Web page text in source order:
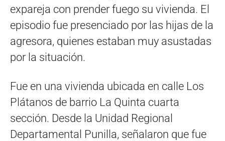
expareja con prender fuego su vivienda. El
episodio fue presenciado por las hijas de la
agresora, quienes estaban muy asustadas
por la situación.
Fue en una vivienda ubicada en calle Los
Plátanos de barrio La Quinta cuarta
sección. Desde la Unidad Regional
Departamental Punilla, señalaron que fue